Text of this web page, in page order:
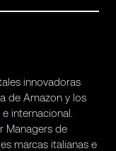
innovadoras
de Amazon y los
internacional.
Managers de
marcas italianas e